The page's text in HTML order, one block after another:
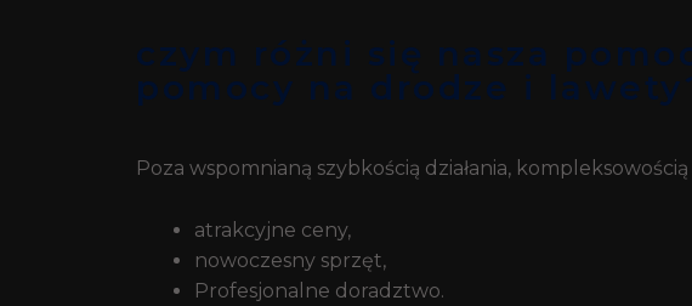
czym różni się nasza
pomocy na drodze i
Poza wspomnianą szybkością działania,
atrakcyjne ceny,
nowoczesny sprzęt,
Profesjonalne doradztwo.